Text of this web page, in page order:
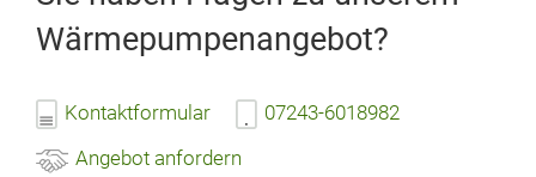
Wärmepumpenangebot?
Kontaktformular
07243-6018982
Angebot anfordern